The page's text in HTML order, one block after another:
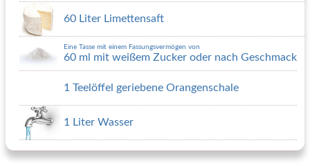
60 Liter Limettensaft
Eine Tasse mit einem Fassungsvermögen von
60 ml mit weißem Zucker oder nach Geschmack
1 Teelöffel geriebene Orangenschale
1 Liter Wasser